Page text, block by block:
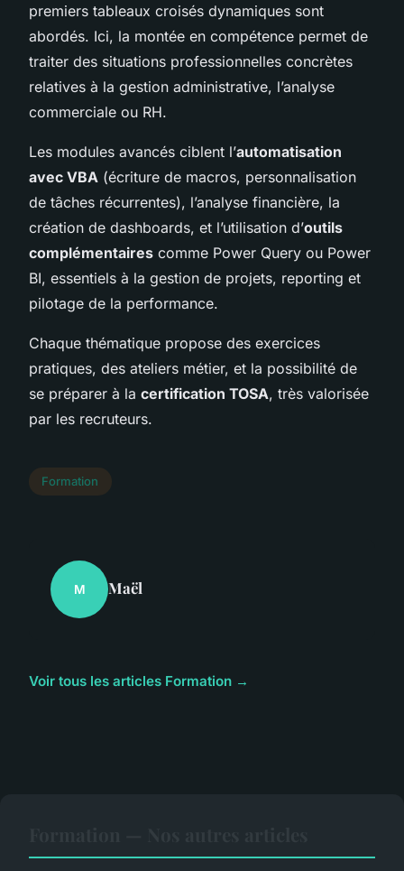
premiers tableaux croisés dynamiques sont
abordés. Ici, la montée en compétence permet de
traiter des situations professionnelles concrètes
relatives à la gestion administrative, l’analyse
commerciale ou RH.
Les modules avancés ciblent l’automatisation
avec VBA (écriture de macros, personnalisation
de tâches récurrentes), l’analyse financière, la
création de dashboards, et l’utilisation d’outils
complémentaires comme Power Query ou Power
BI, essentiels à la gestion de projets, reporting et
pilotage de la performance.
Chaque thématique propose des exercices
pratiques, des ateliers métier, et la possibilité de
se préparer à la certification TOSA, très valorisée
par les recruteurs.
Formation
M Maël
Voir tous les articles Formation →